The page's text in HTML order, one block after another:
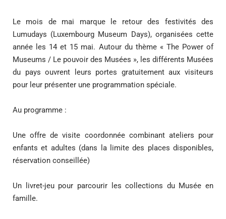
Le mois de mai marque le retour des festivités des
Lumudays (Luxembourg Museum Days), organisées cette
année les 14 et 15 mai. Autour du thème « The Power of
Museums / Le pouvoir des Musées », les différents Musées
du pays ouvrent leurs portes gratuitement aux visiteurs
pour leur présenter une programmation spéciale.
Au programme :
Une offre de visite coordonnée combinant ateliers pour
enfants et adultes (dans la limite des places disponibles,
réservation conseillée)
Un livret-jeu pour parcourir les collections du Musée en
famille.